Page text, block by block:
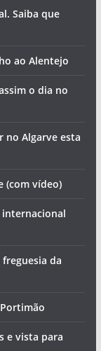
Saiba que
ao Alentejo
o dia no
no Algarve esta
(com vídeo)
internacional
da
e vista para